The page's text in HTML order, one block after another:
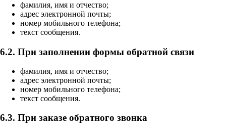
фамилия, имя и отчество;
адрес электронной почты;
номер мобильного телефона;
текст сообщения.
6.2. При заполнении формы обратной связи
фамилия, имя и отчество;
адрес электронной почты;
номер мобильного телефона;
текст сообщения.
6.3. При заказе обратного звонка